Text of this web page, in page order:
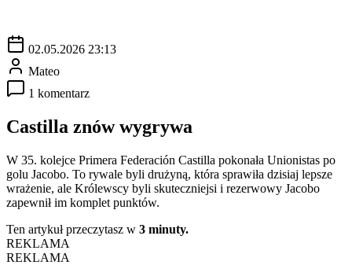
02.05.2026 23:13
Mateo
1 komentarz
Castilla znów wygrywa
W 35. kolejce Primera Federación Castilla pokonała Unionistas po
golu Jacobo. To rywale byli drużyną, która sprawiła dzisiaj lepsze
wrażenie, ale Królewscy byli skuteczniejsi i rezerwowy Jacobo
zapewnił im komplet punktów.
Ten artykuł przeczytasz w 3 minuty.
REKLAMA
REKLAMA